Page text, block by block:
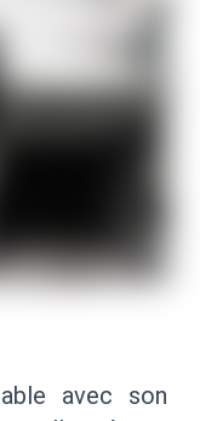
avec son